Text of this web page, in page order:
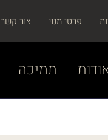
פרטי מנוי צור קשר
תמיכה